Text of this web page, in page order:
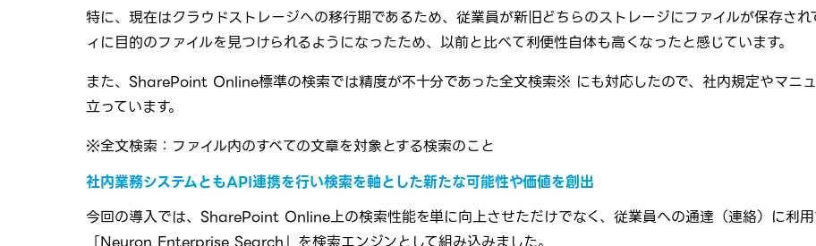
特に、現在はクラウドストレージへの移行期であるため、従業員が新旧どちらのストレージにファイルが保存さ
ィに目的のファイルを見つけられるようになったため、以前と比べて利便性自体も高くなったと感じています。
また、SharePoint Online標準の検索では精度が不十分であった全文検索※ にも対応したので、社内規定やマニ
立っています。
※全文検索：ファイル内のすべての文章を対象とする検索のこと
社内業務システムともAPI連携を行い検索を軸とした新たな可能性や価値を創出
今回の導入では、SharePoint Online上の検索性能を単に向上させただけでなく、従業員への通達（連絡）に利